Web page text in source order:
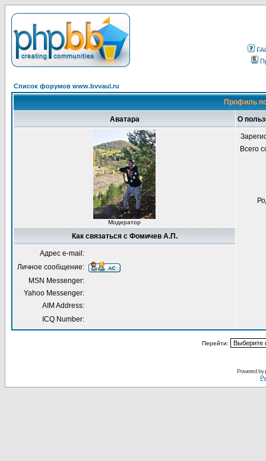
Список форумов www.bvvaul.ru
Профиль
Аватара О
Модератор
Всего
Как связаться с Фомичев А.П.
Адрес e-mail:
Личное сообщение:
MSN Messenger:
Yahoo Messenger:
AIM Address:
ICQ Number:
Перейти:
Powered by